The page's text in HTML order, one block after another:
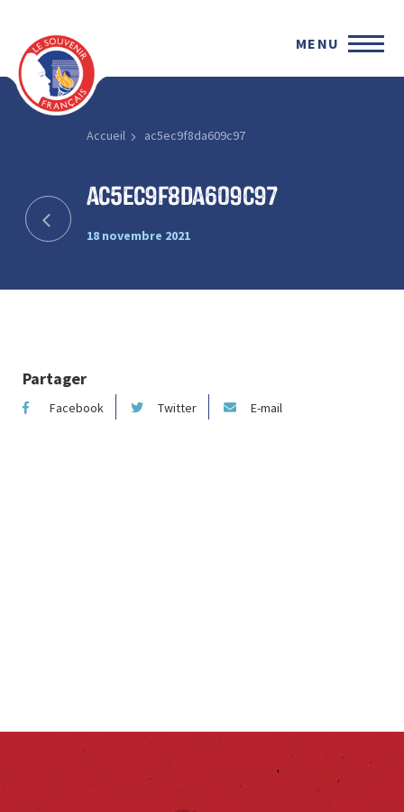
MENU
Accueil ac5ec9f8da609c97
ac5ec9f8da609c97
18 novembre 2021
Partager
Facebook Twitter E-mail